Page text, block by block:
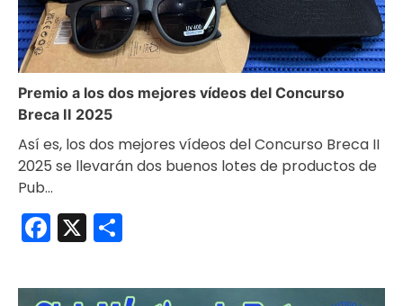
Premio a los dos mejores vídeos del Concurso
Breca II 2025
Así es, los dos mejores vídeos del Concurso Breca II
2025 se llevarán dos buenos lotes de productos de
Pub…
Facebook
X